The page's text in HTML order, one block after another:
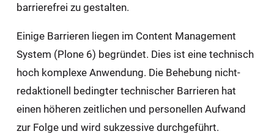
barrierefrei zu gestalten.
Einige Barrieren liegen im Content Management
System (Plone 6) begründet. Dies ist eine technisch
hoch komplexe Anwendung. Die Behebung nicht-
redaktionell bedingter technischer Barrieren hat
einen höheren zeitlichen und personellen Aufwand
zur Folge und wird sukzessive durchgeführt.